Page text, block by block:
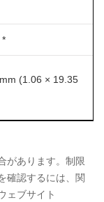
(1.06 × 19.35
があります。制限
確認するには、関
ェブサイト